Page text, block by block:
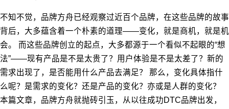
不知不觉，品牌方舟已经观察过近百个品牌，在这些品牌的故事
背后，大多蕴含着一个朴素的道理——变化，就是商机，就是机
会。 而这些品牌创立的起点，大多都源于一个看似不起眼的“想
法”——现有产品是不是太贵了？用户体验是不是太差了？新的
需求出现了，是否能用什么产品去满足？ 那么，变化具体指什
么呢？是需求的变化？还是产品的变化？亦或是人群的变化？
本篇文章，品牌方舟就抛砖引玉，从以往成功DTC品牌出发，